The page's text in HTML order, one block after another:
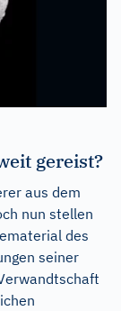
gereist?
aus dem
nun stellen
des
seiner